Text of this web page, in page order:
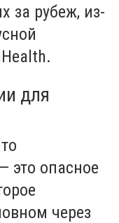
за рубеж, из-
для
это опасное
через